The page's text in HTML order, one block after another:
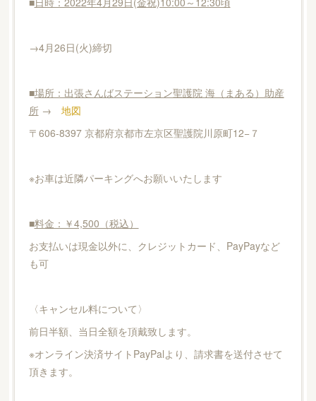
→4月26日(火)締切
■場所：出張さんばステーション聖護院 海（まある）助産
所→ 地図
〒606-8397 京都府京都市左京区聖護院川原町12−７
※お車は近隣パーキングへお願いいたします
■料金：￥4,500（税込）
お支払いは現金以外に、クレジットカード、PayPayなど
も可
〈キャンセル料について〉
前日半額、当日全額を頂戴致します。
※オンライン決済サイトPayPalより、請求書を送付させて
頂きます。